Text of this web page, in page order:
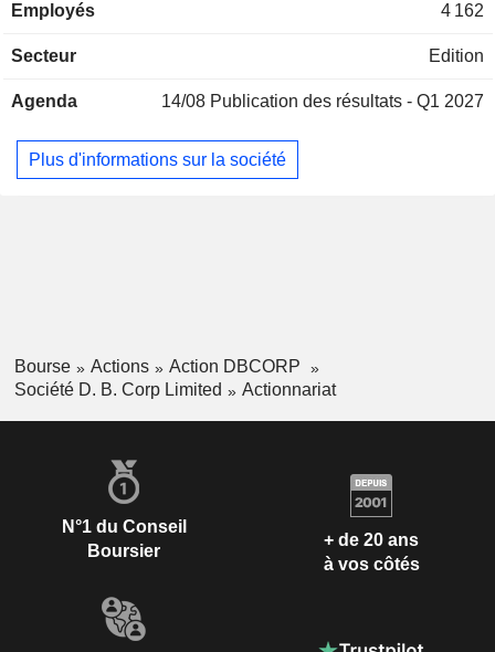
Elle exploite des stations de radio en modulation de
environ sept États et 30 villes. La société publie environ cinq
Bhaskar (huit éditions), Saurashtra Samachar, Divya Marathi
magazines mensuels et ses suppléments comprennent Aha
Zindagi, Bal Bhaskar, Kalash, Dharmdarshan et Lakshya.
Employés 4 162
Secteur Edition
Agenda 14/08 Publication des résultats - Q1 2027
Plus d'informations sur la société
Bourse Actions
Action DBCORP
Société D. B. Corp Limited
Actionnariat
N°1 du Conseil
Boursier
+ de 20 ans
à vos côtés